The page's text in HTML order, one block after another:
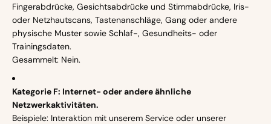
Fingerabdrücke, Gesichtsabdrücke und Stimmabdrücke, Iris-
oder Netzhautscans, Tastenanschläge, Gang oder andere
physische Muster sowie Schlaf-, Gesundheits- oder
Trainingsdaten.
Gesammelt: Nein.
Kategorie F: Internet- oder andere ähnliche
Netzwerkaktivitäten.
Beispiele: Interaktion mit unserem Service oder unserer